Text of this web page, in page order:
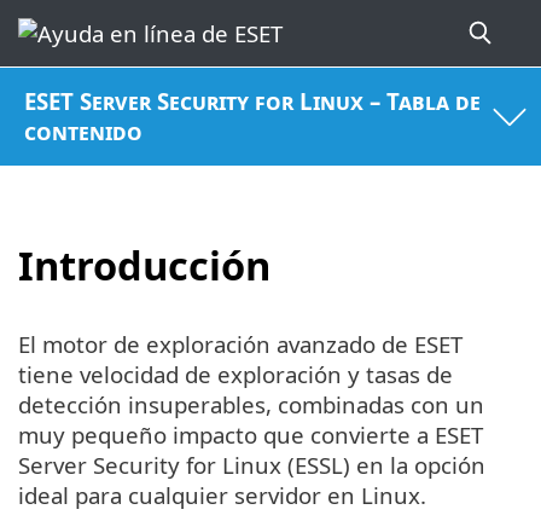
ESET Server Security for Linux – Tabla de
contenido
Introducción
El motor de exploración avanzado de ESET
tiene velocidad de exploración y tasas de
detección insuperables, combinadas con un
muy pequeño impacto que convierte a ESET
Server Security for Linux (ESSL) en la opción
ideal para cualquier servidor en Linux.